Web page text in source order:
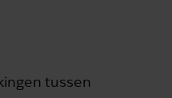
tussen